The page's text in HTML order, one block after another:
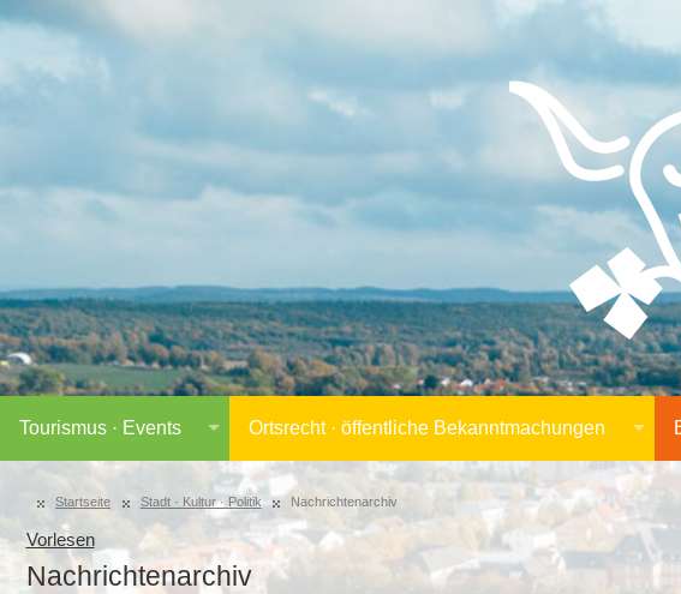
Tourismus · Events Ortsrecht · öffentliche Bekanntmachungen
Startseite Stadt · Kultur · Politik Nachrichtenarchiv
Vorlesen
Nachrichtenarchiv